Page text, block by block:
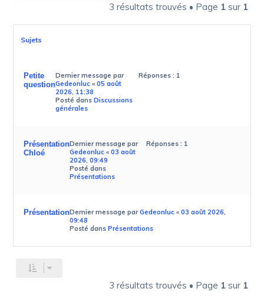
3 résultats trouvés • Page 1sur 1
Sujets
Petite
question
Dernier message par
Gedeonluc« 05 août
2026, 11:38
Posté dans Discussions
générales
Réponses : 1
Présentation
Chloé
Dernier message par
Gedeonluc« 03 août
2026, 09:49
Posté dans
Présentations
Réponses : 1
PrésentationDernier message parGedeonluc« 03 août 2026,
09:48
Posté dans Présentations
3 résultats trouvés • Page 1sur 1